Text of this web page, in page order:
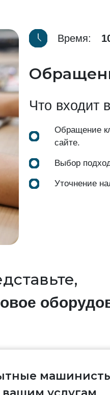
Время:
Что входит
Обращение
сайте.
Выбор
Уточнение